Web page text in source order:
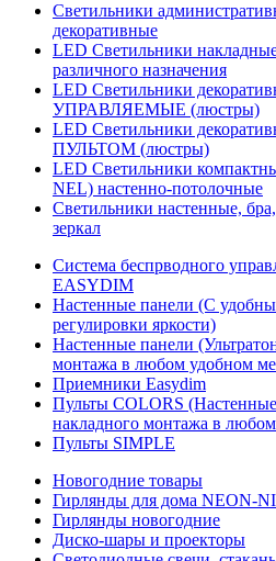
Светильники
декоративные
LED Cветильники
различного назначения
LED Светильники
УПРАВЛЯЕМЫЕ (люстры)
LED Светильники
ПУЛЬТОМ (люстры)
LED Светильники
NEL) настенно-потолочные
Светильники настенные,
зеркал
Система беспрводного
EASYDIM
Настенные панели (С
регулировки яркости)
Настенные панели
монтажа в любом удобном
Приемники Easydim
Пульты COLORS (Настенные
накладного монтажа в
Пульты SIMPLE
Новогодние товары
Гирлянды для дома NEON-
Гирлянды новогодние
Диско-шары и проекторы